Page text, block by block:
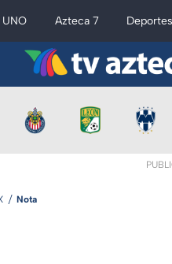
Azteca 7 Deportes
Nota